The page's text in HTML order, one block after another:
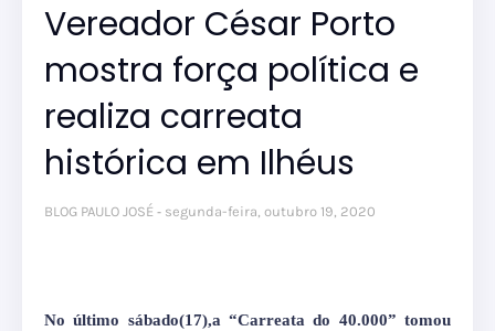
Vereador César Porto
mostra força política e
realiza carreata
histórica em Ilhéus
BLOG PAULO JOSÉ segunda-feira, outubro 19, 2020
No último sábado(17),a “Carreata do 40.000” tomou